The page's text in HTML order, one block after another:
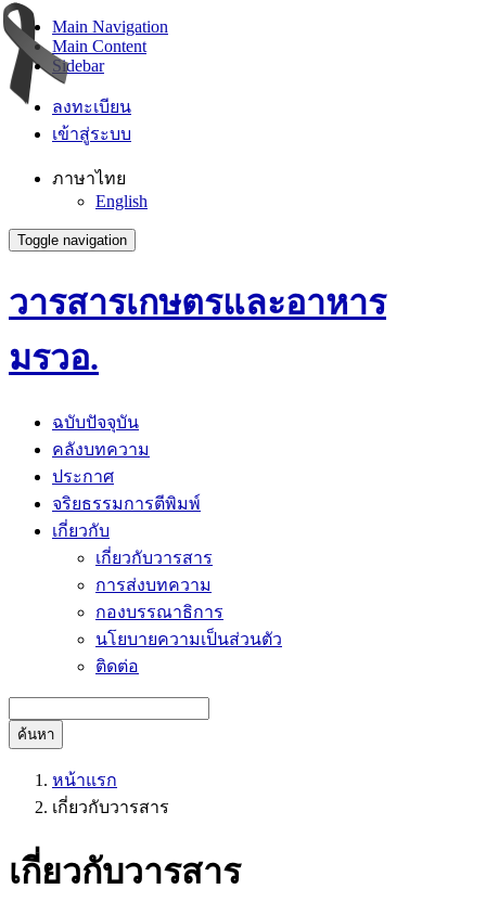
Main Navigation
Main Content
Sidebar
ลงทะเบียน
เข้าสู่ระบบ
ภาษาไทย
English
Toggle navigation
วารสารเกษตรและอาหาร
มรวอ.
ฉบับปัจจุบัน
คลังบทความ
ประกาศ
จริยธรรมการตีพิมพ์
เกี่ยวกับ
เกี่ยวกับวารสาร
การส่งบทความ
กองบรรณาธิการ
นโยบายความเป็นส่วนตัว
ติดต่อ
ค้นหา
หน้าแรก
เกี่ยวกับวารสาร
เกี่ยวกับวารสาร